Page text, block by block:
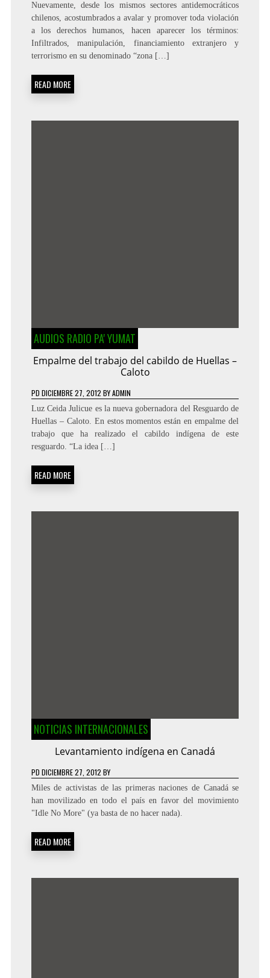
Nuevamente, desde los mismos sectores antidemocráticos
chilenos, acostumbrados a avalar y promover toda violación
a los derechos humanos, hacen aparecer los términos:
Infiltrados, manipulación, financiamiento extranjero y
terrorismo en su denominado “zona […]
READ MORE
AUDIOS RADIO PA' YUMAT
Empalme del trabajo del cabildo de Huellas –
Caloto
PD DICIEMBRE 27, 2012 BYADMIN
Luz Ceida Julicue es la nueva gobernadora del Resguardo de
Huellas – Caloto. En estos momentos están en empalme del
trabajo que ha realizado el cabildo indígena de este
resguardo. “La idea […]
READ MORE
NOTICIAS INTERNACIONALES
Levantamiento indígena en Canadá
PD DICIEMBRE 27, 2012 BY
Miles de activistas de las primeras naciones de Canadá se
han movilizado en todo el país en favor del movimiento
"Idle No More" (ya basta de no hacer nada).
READ MORE